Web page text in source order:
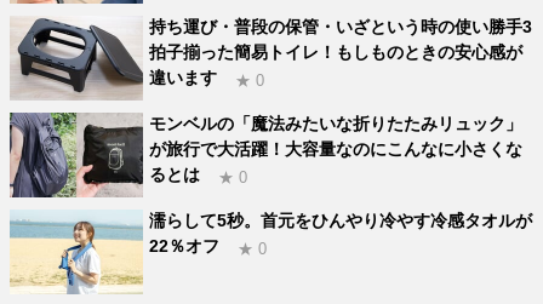
持ち運び・普段の保管・いざという時の使い勝手3
拍子揃った簡易トイレ！もしものときの安心感が
違います
★ 0
モンベルの「魔法みたいな折りたたみリュック」
が旅行で大活躍！大容量なのにこんなに小さくな
るとは
★ 0
濡らして5秒。首元をひんやり冷やす冷感タオルが
22％オフ
★ 0